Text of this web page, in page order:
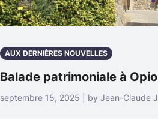
AUX DERNIÈRES NOUVELLES
Balade patrimoniale à Opio
septembre 15, 2025 | by Jean-Claude